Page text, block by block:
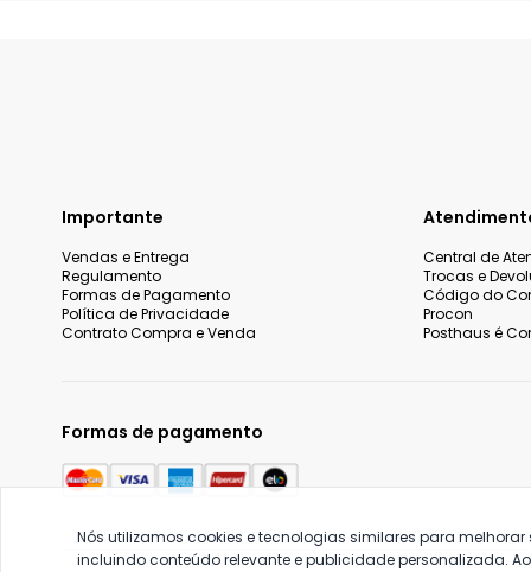
Importante
Vendas e Entrega
Regulamento
Formas de Pagamento
Política de Privacidade
Contrato Compra e Venda
Central de
Trocas e
Código do
Procon
Posthaus é
Formas de pagamento
Nós utilizamos cookies e tecnologias similares para
incluindo conteúdo relevante e publicidade personalizada.